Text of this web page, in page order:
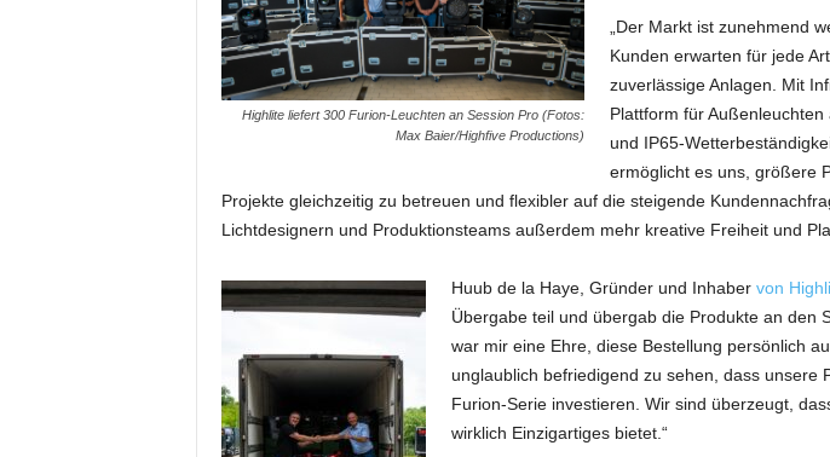
Highlite liefert 300 Furion-Leuchten an Session Pro (Fotos:
Max Baier/Highfive Productions)
„Der Markt ist zunehmend
Kunden erwarten für jede
zuverlässige Anlagen. Mit
Plattform für
und IP65-
ermöglicht es uns, größere
Projekte gleichzeitig zu betreuen und flexibler auf die steigende
Lichtdesignern und Produktionsteams außerdem mehr kreative Freiheit und
Huub de la Haye, Gründer und Inhaber von
Übergabe teil und übergab die Produkte an den
war mir eine Ehre, diese Bestellung persönlich
unglaublich befriedigend zu sehen, dass unsere
Furion-Serie investieren. Wir sind überzeugt,
wirklich Einzigartiges bietet.“